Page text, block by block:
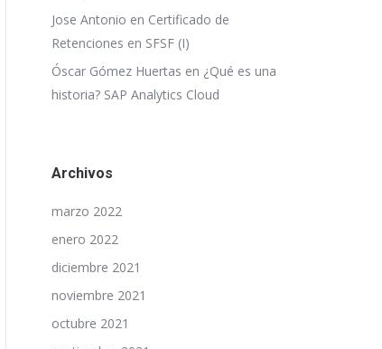
Jose Antonio en Certificado de
Retenciones en SFSF (I)
Óscar Gómez Huertas en ¿Qué es una
historia? SAP Analytics Cloud
Archivos
marzo 2022
enero 2022
diciembre 2021
noviembre 2021
octubre 2021